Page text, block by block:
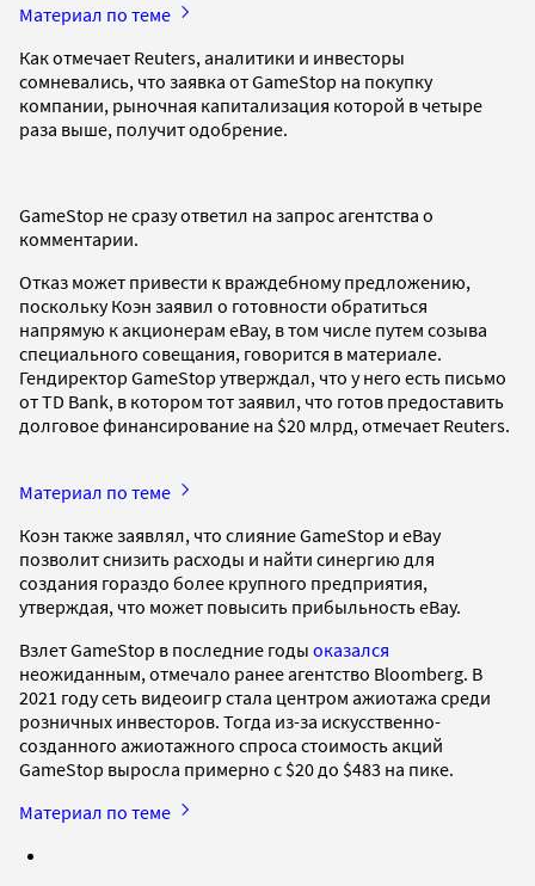
Материал по теме
Как отмечает Reuters, аналитики и инвесторы
сомневались, что заявка от GameStop на покупку
компании, рыночная капитализация которой в четыре
раза выше, получит одобрение.
GameStop не сразу ответил на запрос агентства о
комментарии.
Отказ может привести к враждебному предложению,
поскольку Коэн заявил о готовности обратиться
напрямую к акционерам eBay, в том числе путем созыва
специального совещания, говорится в материале.
Гендиректор GameStop утверждал, что у него есть письмо
от TD Bank, в котором тот заявил, что готов предоставить
долговое финансирование на $20 млрд, отмечает Reuters.
Материал по теме
Коэн также заявлял, что слияние GameStop и eBay
позволит снизить расходы и найти синергию для
создания гораздо более крупного предприятия,
утверждая, что может повысить прибыльность eBay.
Взлет GameStop в последние годы оказался
неожиданным, отмечало ранее агентство Bloomberg. В
2021 году сеть видеоигр стала центром ажиотажа среди
розничных инвесторов. Тогда из-за искусственно-
созданного ажиотажного спроса стоимость акций
GameStop выросла примерно с $20 до $483 на пике.
Материал по теме